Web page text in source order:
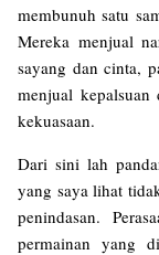
membunuh satu
Mereka menjual
sayang dan cinta,
menjual
kekuasaan.
Dari sini lah
yang saya lihat
penindasan.
permainan yang